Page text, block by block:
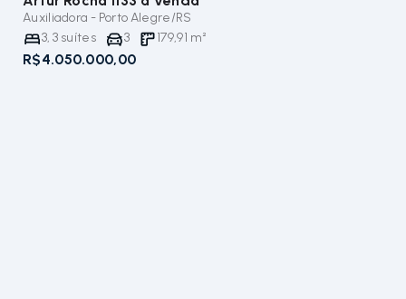
Auxiliadora - Porto Alegre/RS
3,3 suítes 3 179,91 m²
R$4.050.000,00